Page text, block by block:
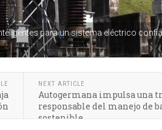
para un sistema eléctrico
NEXT ARTICLE
Autogermana impulsa una
responsable del manejo de
sostenible